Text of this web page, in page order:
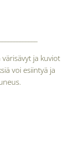
ja kuviot
voi esiintyä ja